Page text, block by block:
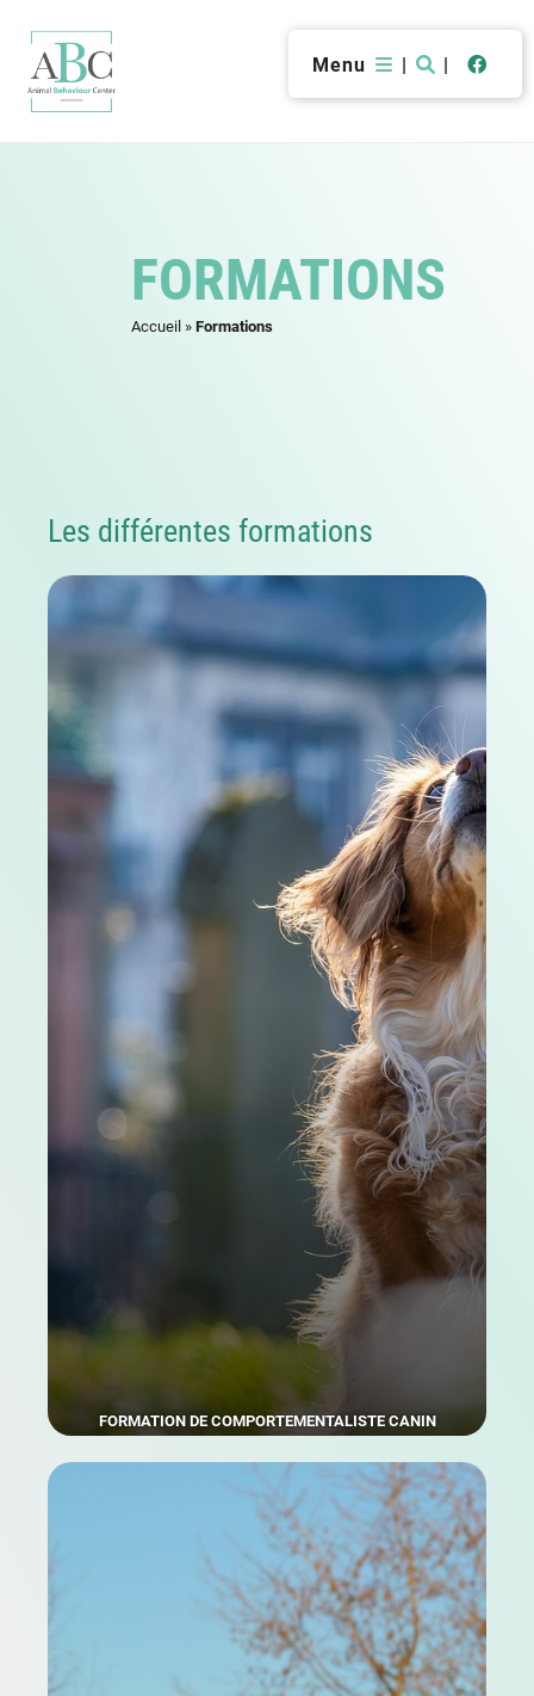
Menu | |
FORMATIONS
Accueil »Formations
Les différentes formations
FORMATION DE COMPORTEMENTALISTE CANIN